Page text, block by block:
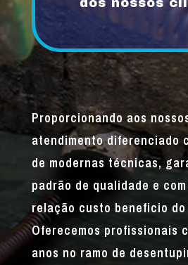
Proporcionando aos
atendimento diferenciado
de modernas técnicas,
padrão de qualidade e
relação custo beneficio do
Oferecemos profissionais
anos no ramo de